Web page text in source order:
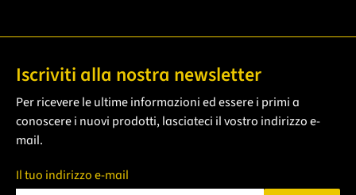
Iscriviti alla nostra newsletter
Per ricevere le ultime informazioni ed essere i primi a
conoscere i nuovi prodotti, lasciateci il vostro indirizzo e-
mail.
Il tuo indirizzo e-mail